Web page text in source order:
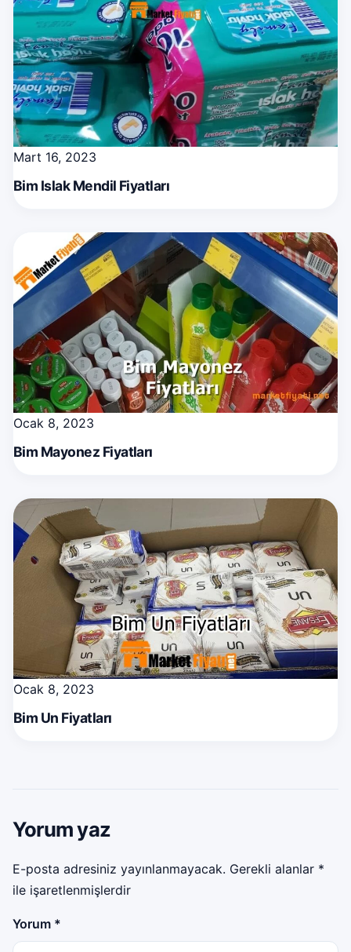
Mart 16, 2023
Bim Islak Mendil Fiyatları
Ocak 8, 2023
Bim Mayonez Fiyatları
Ocak 8, 2023
Bim Un Fiyatları
Yorum yaz
E-posta adresiniz yayınlanmayacak. Gerekli alanlar *
ile işaretlenmişlerdir
Yorum *